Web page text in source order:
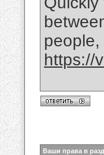
https://
Ваши права в